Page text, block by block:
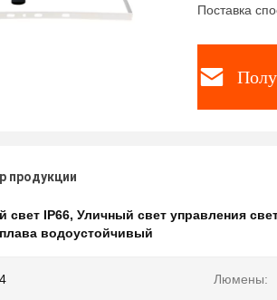
Поставка
продукции
свет IP66, Уличный свет управления
водоустойчивый
Люмены: